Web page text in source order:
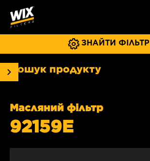
ЗНАЙТИ ФІЛЬТР
Пошук продукту
Масляний фільтр
92159E